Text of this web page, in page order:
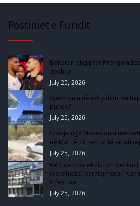
Postimet e Fundit
Boksieri shqiptar Prenga
Joshua
July 25, 2026
Gjermania në ndryshim: ku
punës?
July 25, 2026
Gruaja nga Maqedonia me
në Mal të Zi! Tentoi të
July 25, 2026
Në Gostivar ekziston rreziku
(verdhëza) paralajmëron
Infektive
July 25, 2026